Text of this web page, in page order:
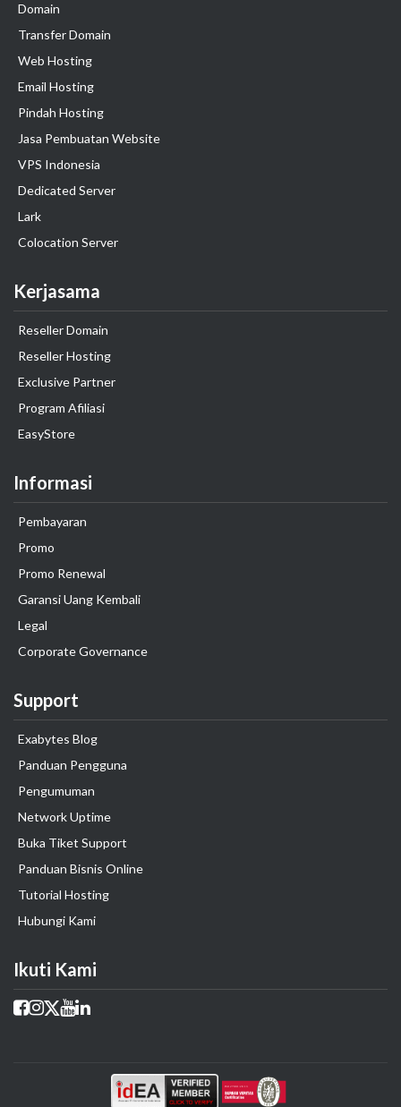
Domain
Transfer Domain
Web Hosting
Email Hosting
Pindah Hosting
Jasa Pembuatan Website
VPS Indonesia
Dedicated Server
Lark
Colocation Server
Kerjasama
Reseller Domain
Reseller Hosting
Exclusive Partner
Program Afiliasi
EasyStore
Informasi
Pembayaran
Promo
Promo Renewal
Garansi Uang Kembali
Legal
Corporate Governance
Support
Exabytes Blog
Panduan Pengguna
Pengumuman
Network Uptime
Buka Tiket Support
Panduan Bisnis Online
Tutorial Hosting
Hubungi Kami
Ikuti Kami